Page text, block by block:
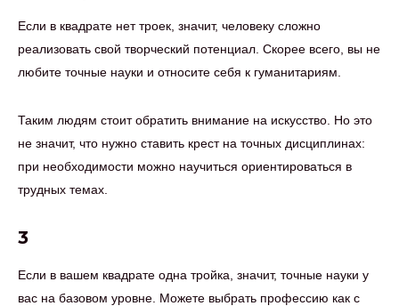
Если в квадрате нет троек, значит, человеку сложно
реализовать свой творческий потенциал. Скорее всего, вы не
любите точные науки и относите себя к гуманитариям.
Таким людям стоит обратить внимание на искусство. Но это
не значит, что нужно ставить крест на точных дисциплинах:
при необходимости можно научиться ориентироваться в
трудных темах.
3
Если в вашем квадрате одна тройка, значит, точные науки у
вас на базовом уровне. Можете выбрать профессию как с